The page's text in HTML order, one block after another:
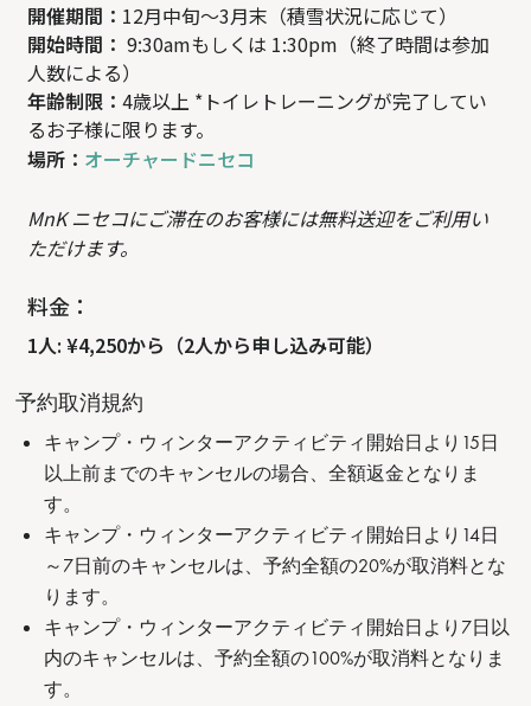
開催期間： 12月中旬～3月末（積雪状況に応じて）
開始時間： 9:30amもしくは 1:30pm（終了時間は参加
人数による）
年齢制限： 4歳以上 *トイレトレーニングが完了してい
るお子様に限ります。
場所： オーチャードニセコ
MnK ニセコにご滞在のお客様には無料送迎をご利用い
ただけます。
料金：
1人: ¥4,250から（2人から申し込み可能）
予約取消規約
キャンプ・ウィンターアクティビティ開始日より15日
以上前までのキャンセルの場合、全額返金となりま
す。
キャンプ・ウィンターアクティビティ開始日より14日
～7日前のキャンセルは、予約全額の20%が取消料とな
ります。
キャンプ・ウィンターアクティビティ開始日より7日以
内のキャンセルは、予約全額の100%が取消料となりま
す。